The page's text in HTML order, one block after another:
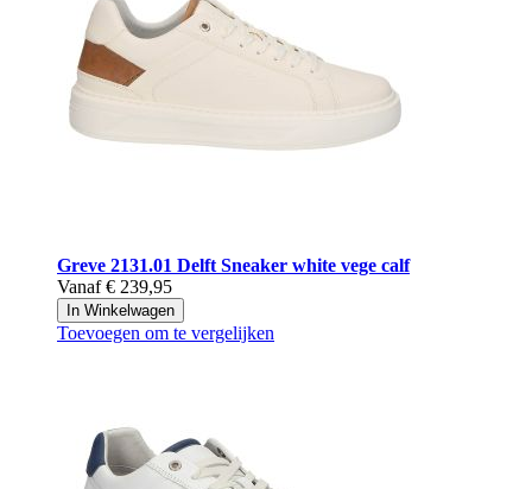
Greve 2131.01 Delft Sneaker white vege calf
Vanaf € 239,95
In Winkelwagen
Toevoegen om te vergelijken